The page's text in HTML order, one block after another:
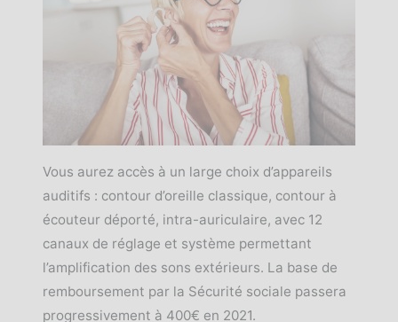
Vous aurez accès à un large choix d’appareils
auditifs : contour d’oreille classique, contour à
écouteur déporté, intra-auriculaire, avec 12
canaux de réglage et système permettant
l’amplification des sons extérieurs. La base de
remboursement par la Sécurité sociale passera
progressivement à 400€ en 2021.